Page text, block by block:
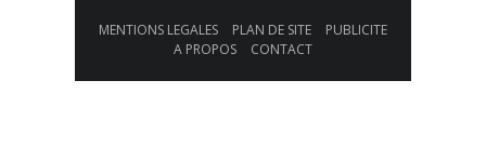
MENTIONS LEGALES PLAN DE SITE
PUBLICITE
A PROPOS
CONTACT